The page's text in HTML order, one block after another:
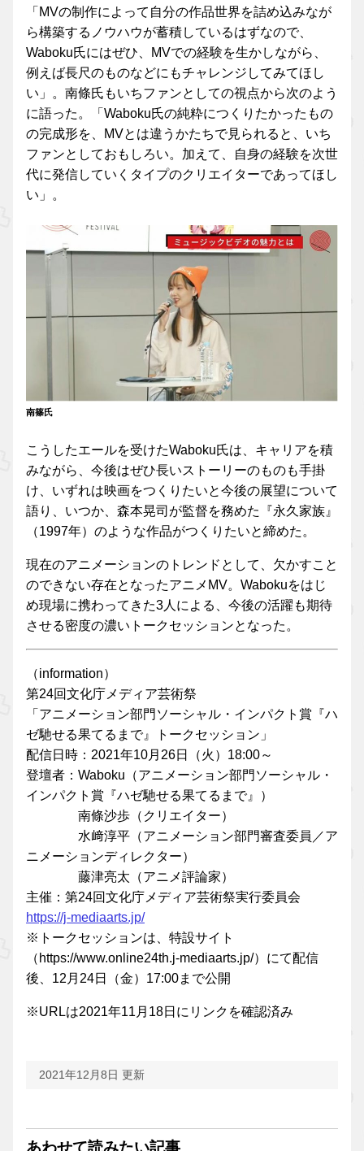
「MVの制作によって自分の作品世界を詰め込みなが
ら構築するノウハウが蓄積しているはずなので、
Waboku氏にはぜひ、MVでの経験を生かしながら、
例えば長尺のものなどにもチャレンジしてみてほし
い」。南條氏もいちファンとしての視点から次のよう
に語った。「Waboku氏の純粋につくりたかったもの
の完成形を、MVとは違うかたちで見られると、いち
ファンとしておもしろい。加えて、自身の経験を次世
代に発信していくタイプのクリエイターであってほし
い」。
南篠氏
こうしたエールを受けたWaboku氏は、キャリアを積
みながら、今後はぜひ長いストーリーのものも手掛
け、いずれは映画をつくりたいと今後の展望について
語り、いつか、森本晃司が監督を務めた『永久家族』
（1997年）のような作品がつくりたいと締めた。
現在のアニメーションのトレンドとして、欠かすこと
のできない存在となったアニメMV。Wabokuをはじ
め現場に携わってきた3人による、今後の活躍も期待
させる密度の濃いトークセッションとなった。
（information）
第24回文化庁メディア芸術祭
「アニメーション部門ソーシャル・インパクト賞『ハ
ゼ馳せる果てるまで』トークセッション」
配信日時：2021年10月26日（火）18:00～
登壇者：Waboku（アニメーション部門ソーシャル・
インパクト賞『ハゼ馳せる果てるまで』）
南條沙歩（クリエイター）
水﨑淳平（アニメーション部門審査委員／ア
ニメーションディレクター）
藤津亮太（アニメ評論家）
主催：第24回文化庁メディア芸術祭実行委員会
https://j-mediaarts.jp/
※トークセッションは、特設サイト
（https://www.online24th.j-mediaarts.jp/）にて配信
後、12月24日（金）17:00まで公開
※URLは2021年11月18日にリンクを確認済み
2021年12月8日 更新
あわせて読みたい記事